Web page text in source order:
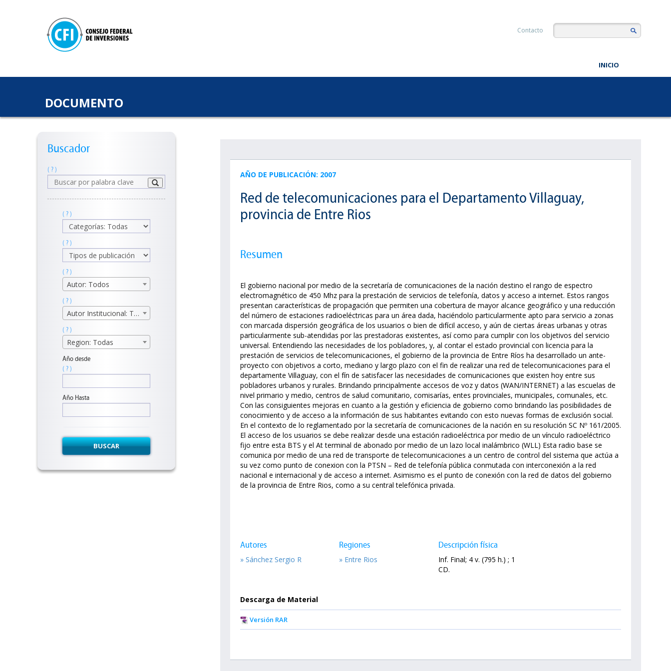
Contacto
INICIO
DOCUMENTO
Buscador
( ? )
( ? )
( ? )
( ? )
Autor: Todos
( ? )
Autor Institucional: Todos
( ? )
Region: Todas
Año desde
( ? )
Año Hasta
BUSCAR
AÑO DE PUBLICACIÓN: 2007
Red de telecomunicaciones para el Departamento Villaguay,
provincia de Entre Rios
Resumen
El gobierno nacional por medio de la secretaría de comunicaciones de la nación destino el rango de espectro
electromagnético de 450 Mhz para la prestación de servicios de telefonía, datos y acceso a internet. Estos rangos
presentan características de propagación que permiten una cobertura de mayor alcance geográfico y una reducción
del número de estaciones radioeléctricas para un área dada, haciéndolo particularmente apto para servicio a zonas
con marcada dispersión geográfica de los usuarios o bien de difícil acceso, y aún de ciertas áreas urbanas y otras
particularmente sub-atendidas por las prestadoras existentes, así como para cumplir con los objetivos del servicio
universal. Entendiendo las necesidades de los pobladores, y, al contar el estado provincial con licencia para la
prestación de servicios de telecomunicaciones, el gobierno de la provincia de Entre Ríos ha desarrollado un ante-
proyecto con objetivos a corto, mediano y largo plazo con el fin de realizar una red de telecomunicaciones para el
departamente Villaguay, con el fín de satisfacer las necesidades de comunicaciones que existen hoy entre sus
pobladores urbanos y rurales. Brindando principalmente accesos de voz y datos (WAN/INTERNET) a las escuelas de
nivel primario y medio, centros de salud comunitario, comisarías, entes provinciales, municipales, comunales, etc.
Con las consiguientes mejoras en cuanto a la gestión y eficiencia de gobierno como brindando las posibilidades de
conocimiento y de acceso a la información de sus habitantes evitando con esto nuevas formas de exclusión social.
En el contexto de lo reglamentado por la secretaría de comunicaciones de la nación en su resolución SC Nº 161/2005.
El acceso de los usuarios se debe realizar desde una estación radioeléctrica por medio de un vínculo radioeléctrico
fijo entre esta BTS y el At terminal de abonado por medio de un lazo local inalámbrico (WLL) Esta radio base se
comunica por medio de una red de transporte de telecomunicaciones a un centro de control del sistema que actúa a
su vez como punto de conexion con la PTSN – Red de telefonía pública conmutada con interconexión a la red
nacional e internacional y de acceso a internet. Asimismo es el punto de conexión con la red de datos del gobierno
de la provincia de Entre Rios, como a su central telefónica privada.
Autores
» Sánchez Sergio R
Regiones
» Entre Rios
Descripción física
Inf. Final; 4 v. (795 h.) ; 1
CD.
Descarga de Material
Versión RAR